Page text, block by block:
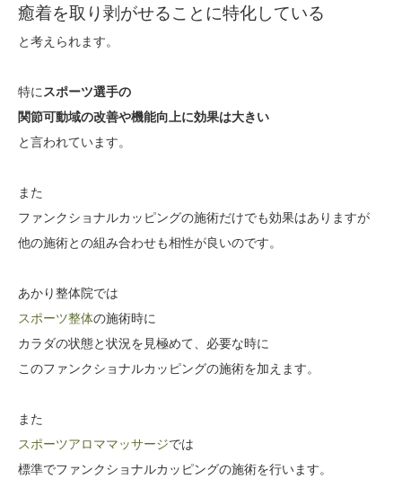
癒着を取り剥がせることに特化している
と考えられます。
特にスポーツ選手の
関節可動域の改善や機能向上に効果は大きい
と言われています。
また
ファンクショナルカッピングの施術だけでも効果はありますが
他の施術との組み合わせも相性が良いのです。
あかり整体院では
スポーツ整体の施術時に
カラダの状態と状況を見極めて、必要な時に
このファンクショナルカッピングの施術を加えます。
また
スポーツアロママッサージでは
標準でファンクショナルカッピングの施術を行います。